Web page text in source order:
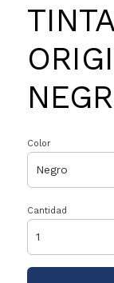
Color
Cantidad